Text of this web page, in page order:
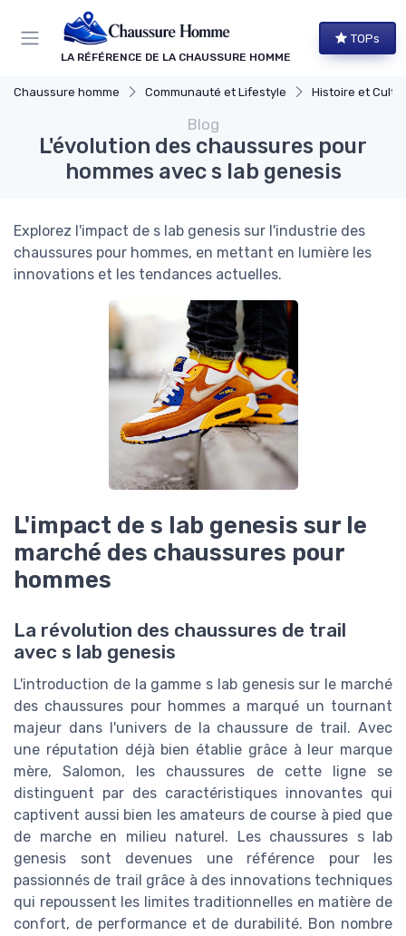
LA RÉFÉRENCE DE LA CHAUSSURE HOMME
TOPs
Chaussure homme Communauté et Lifestyle Histoire et Culture de
Blog
L'évolution des chaussures pour
hommes avec s lab genesis
Explorez l'impact de s lab genesis sur l'industrie des
chaussures pour hommes, en mettant en lumière les
innovations et les tendances actuelles.
L'impact de s lab genesis sur le
marché des chaussures pour
hommes
La révolution des chaussures de trail
avec s lab genesis
L'introduction de la gamme s lab genesis sur le marché
des chaussures pour hommes a marqué un tournant
majeur dans l'univers de la chaussure de trail. Avec
une réputation déjà bien établie grâce à leur marque
mère, Salomon, les chaussures de cette ligne se
distinguent par des caractéristiques innovantes qui
captivent aussi bien les amateurs de course à pied que
de marche en milieu naturel. Les chaussures s lab
genesis sont devenues une référence pour les
passionnés de trail grâce à des innovations techniques
qui repoussent les limites traditionnelles en matière de
confort, de performance et de durabilité. Bon nombre
Panneau de gestion des cookies